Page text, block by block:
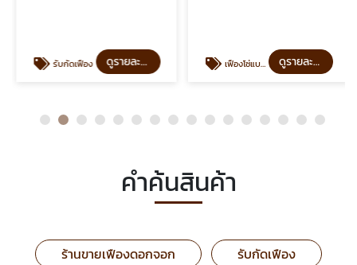
รับกัดเฟือง ดูรายละเอียด เฟืองโซ่แบบมีดุม ดูรายละเอียด
คำค้นสินค้า
ร้านขายเฟืองดอกจอก
รับกัดเฟือง